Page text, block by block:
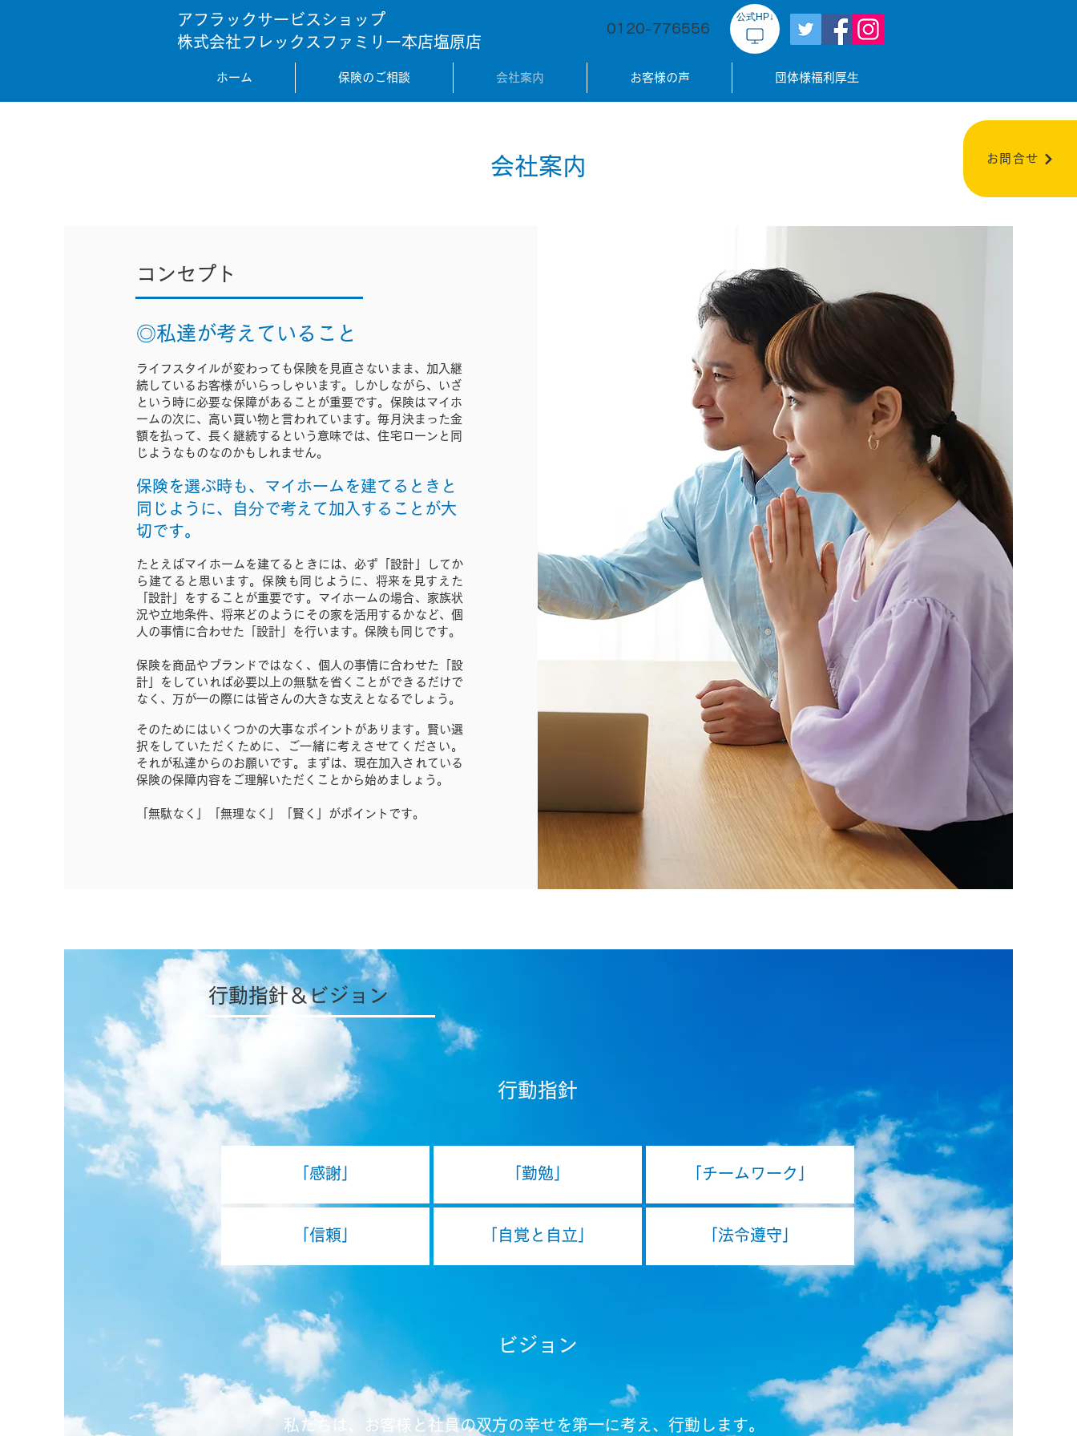
お問合せ
アフラックサービスショップ
株式会社フレックスファミリー本店塩原店
0120-776556
公式HP↓
ホーム 保険のご相談 会社案内 お客様の声 団体様福利厚生
会社案内
コンセプト
◎私達が考えていること
ライフスタイルが変わっても保険を見直さないまま、加入継
続しているお客様がいらっしゃいます。しかしながら、いざ
という時に必要な保障があることが重要です。保険はマイホ
ームの次に、高い買い物と言われています。毎月決まった金
額を払って、長く継続するという意味では、住宅ローンと同
じようなものなのかもしれません。
保険を選ぶ時も、マイホームを建てるときと
同じように、自分で考えて加入することが大
切です。
たとえばマイホームを建てるときには、必ず「設計」してか
ら建てると思います。保険も同じように、将来を見すえた
「設計」をすることが重要です。マイホームの場合、家族状
況や立地条件、将来どのようにその家を活用するかなど、個
人の事情に合わせた「設計」を行います。保険も同じです。
保険を商品やブランドではなく、個人の事情に合わせた「設
計」をしていれば必要以上の無駄を省くことができるだけで
なく、万が一の際には皆さんの大きな支えとなるでしょう。
そのためにはいくつかの大事なポイントがあります。賢い選
択をしていただくために、ご一緒に考えさせてください。
それが私達からのお願いです。まずは、現在加入されている
保険の保障内容をご理解いただくことから始めましょう。
「無駄なく」「無理なく」「賢く」がポイントです。
行動指針＆ビジョン
行動指針
「感謝」
「信頼」
「勤勉」
「自覚と自立」
「チームワーク」
「法令遵守」
ビジョン
私たちは、お客様と社員の双方の幸せを第一に考え、行動します。